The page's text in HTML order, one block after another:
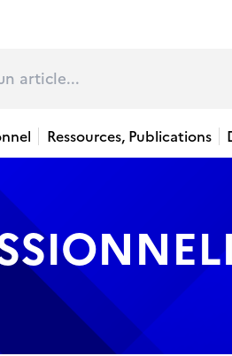
Ressources, Publications